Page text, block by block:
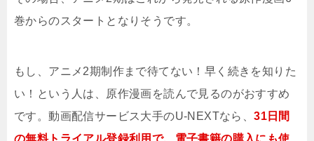
巻からのスタートとなりそうです。
もし、アニメ2期制作まで待てない！早く続きを知りた
い！という人は、原作漫画を読んで見るのがおすすめ
です。動画配信サービス大手のU-NEXTなら、31日間
の無料トライアル登録利用で、電子書籍の購入にも使